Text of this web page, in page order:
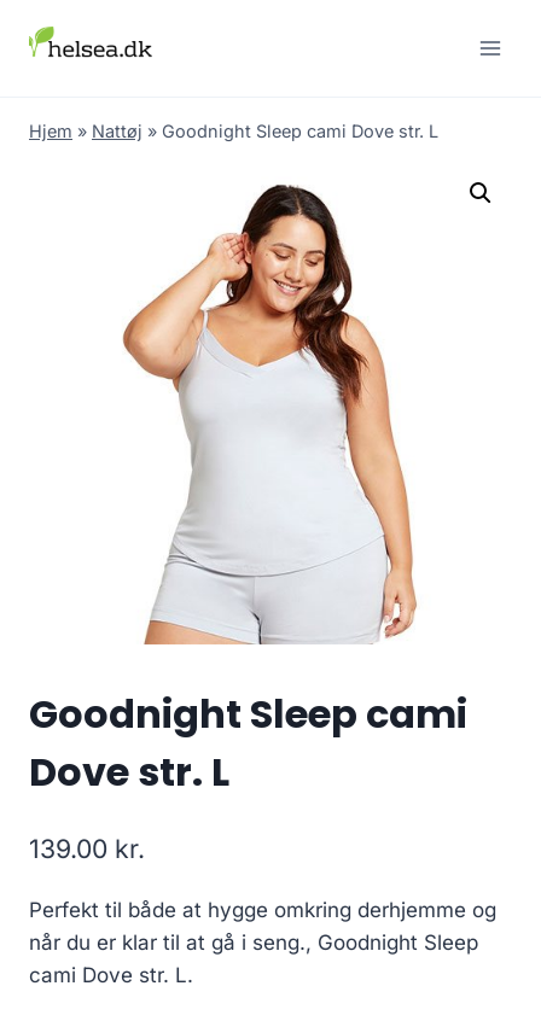
Hjem » Nattøj » Goodnight Sleep cami Dove str. L
Goodnight Sleep cami
Dove str. L
139.00 kr.
Perfekt til både at hygge omkring derhjemme og
når du er klar til at gå i seng., Goodnight Sleep
cami Dove str. L.